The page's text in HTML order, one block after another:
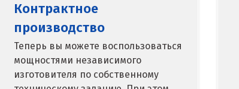
Калининград
Калуга
Каменск-Уральский
Контрактное
производство
Теперь вы можете воспользоваться
мощностями независимого
изготовителя по собственному